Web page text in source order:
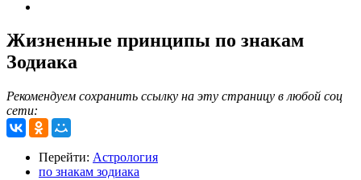
Жизненные принципы по знакам
Зодиака
Рекомендуем сохранить ссылку на эту страницу в любой соц
сети:
Перейти: Астрология
по знакам зодиака